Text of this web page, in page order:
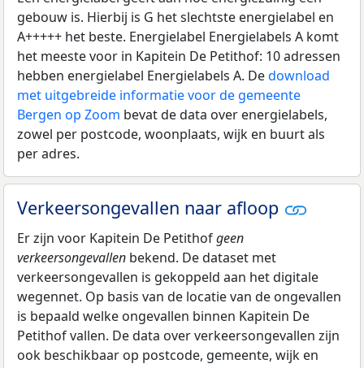
gebouw is. Hierbij is G het slechtste energielabel en
A+++++ het beste. Energielabel Energielabels A komt
het meeste voor in Kapitein De Petithof: 10 adressen
hebben energielabel Energielabels A. Dedownload
met uitgebreide informatie voor de gemeente
Bergen op Zoom bevat de data over energielabels,
zowel per postcode, woonplaats, wijk en buurt als
per adres.
Verkeersongevallen naar afloop
Er zijn voor Kapitein De Petithofgeen
verkeersongevallen bekend. De dataset met
verkeersongevallen is gekoppeld aan het digitale
wegennet. Op basis van de locatie van de ongevallen
is bepaald welke ongevallen binnen Kapitein De
Petithof vallen. De data over verkeersongevallen zijn
ook beschikbaar op postcode, gemeente, wijk en